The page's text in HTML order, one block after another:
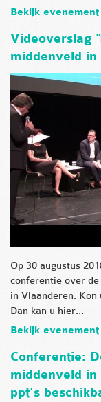
Bekijk evenement
Videoverslag
middenveld
Op 30 augustus
conferentie over
in Vlaanderen.
Dan kan u hier…
Bekijk evenement
Conferentie:
middenveld
ppt's